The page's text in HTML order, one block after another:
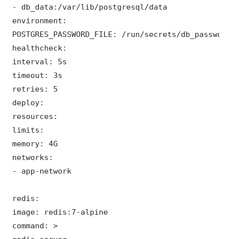
- db_data:/var/lib/postgresql/data
environment:
POSTGRES_PASSWORD_FILE: /run/secrets/
healthcheck:
interval: 5s
timeout: 3s
retries: 5
deploy:
resources:
limits:
memory: 4G
networks:
- app-network
redis:
image: redis:7-alpine
command: >